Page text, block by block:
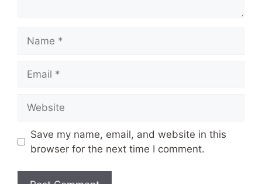
Save my name, email, and website in this
browser for the next time I comment.